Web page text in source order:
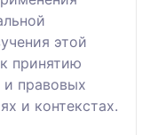
этой
принятию
и правовых
и контекстах.